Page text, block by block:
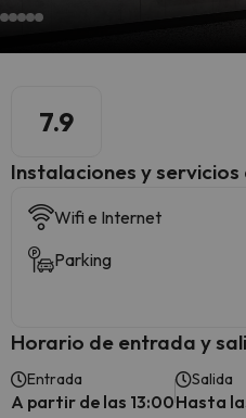
7.9
Instalaciones y
Wifi e Internet
Parking
Horario de entrada y
Entrada
A partir de las 13:00
Salida
Hasta